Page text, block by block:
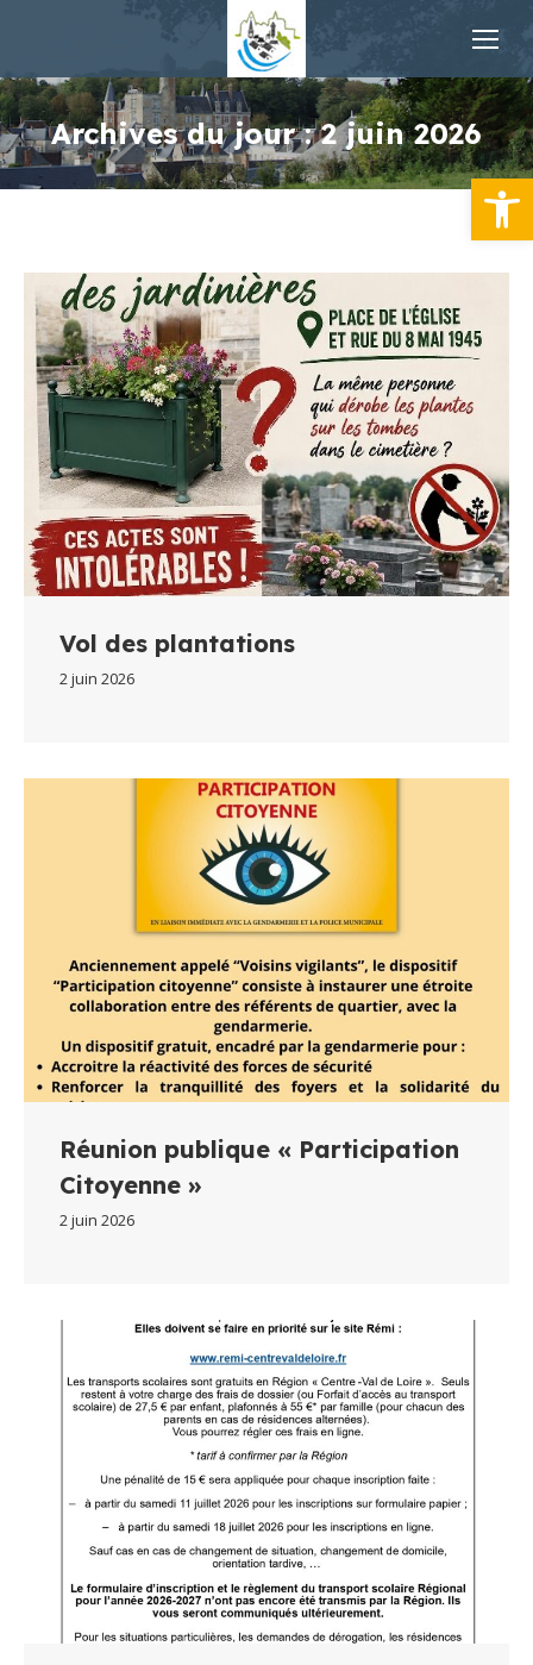
Ouvrir
Archives du jour :2 juin 2026
Vol des plantations
2 juin 2026
Réunion publique « Participation
Citoyenne »
2 juin 2026